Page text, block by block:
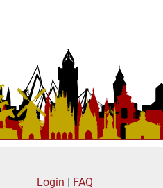
Login | FAQ